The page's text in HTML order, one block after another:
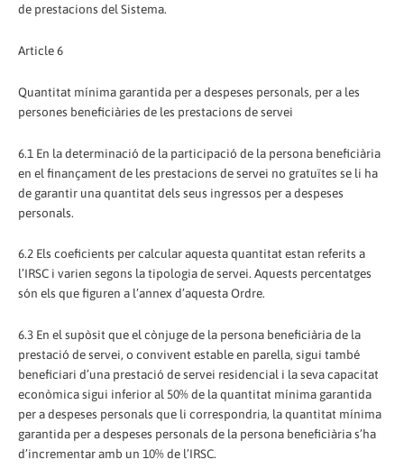
de prestacions del Sistema.
Article 6
Quantitat mínima garantida per a despeses personals, per a les
persones beneficiàries de les prestacions de servei
6.1 En la determinació de la participació de la persona beneficiària
en el finançament de les prestacions de servei no gratuïtes se li ha
de garantir una quantitat dels seus ingressos per a despeses
personals.
6.2 Els coeficients per calcular aquesta quantitat estan referits a
l’IRSC i varien segons la tipologia de servei. Aquests percentatges
són els que figuren a l’annex d’aquesta Ordre.
6.3 En el supòsit que el cònjuge de la persona beneficiària de la
prestació de servei, o convivent estable en parella, sigui també
beneficiari d’una prestació de servei residencial i la seva capacitat
econòmica sigui inferior al 50% de la quantitat mínima garantida
per a despeses personals que li correspondria, la quantitat mínima
garantida per a despeses personals de la persona beneficiària s’ha
d’incrementar amb un 10% de l’IRSC.